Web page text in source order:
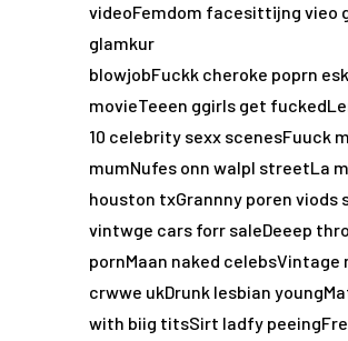
videoFemdom facesittijng vieo
glamkur
blowjobFuckk cheroke poprn
movieTeeen ggirls get
10 celebrity sexx scenesFuuck
mumNufes onn walpl streetLa
houston txGrannny poren viods
vintwge cars forr saleDeeep
pornMaan naked
crwwe ukDrunk lesbian
with biig titsSirt ladfy